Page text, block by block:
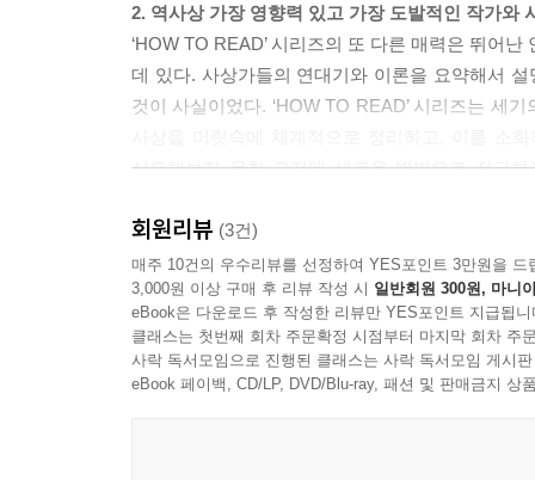
2. 역사상 가장 영향력 있고 가장 도발적인 작가와
‘HOW TO READ’ 시리즈의 또 다른 매력은 뛰어
데 있다. 사상가들의 연대기와 이론을 요약해서
것이 사실이었다. ‘HOW TO READ’ 시리즈는 세
시도해보지 못한 고전에 새로운 방법으로 접근
3. 국내 최고 번역자들이 참여한 수준 있는 명강의!
세계적 석학들의 마스터클래스를 국내 독자들이
고병권 등 국내 최고의 번역자들이 참여했다. 특
독자들이 친근하게 다가갈 수 있도록 하려는
들려주려는 기획 의도를 실현할 수 있었다.
회원리뷰 (3건)
매주 10건의 우수리뷰를 선정하여 YES포인트 3만원을 드
3,000원 이상 구매 후 리뷰 작성 시 일반회원 300원, 마니
eBook은 다운로드 후 작성한 리뷰만 YES포인트 지급됩니
클래스는 첫번째 회차 주문확정 시점부터 마지막 회차 주
사락 독서모임으로 진행된 클래스는 사락 독서모임 게시
eBook 페이백, CD/LP, DVD/Blu-ray, 패션 및 판매금지 상